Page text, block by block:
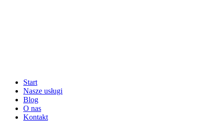
Start
Nasze usługi
Blog
O nas
Kontakt